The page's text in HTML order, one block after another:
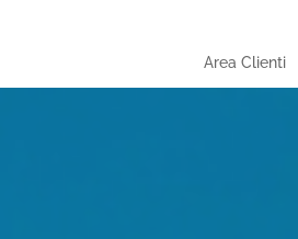
Area Clienti